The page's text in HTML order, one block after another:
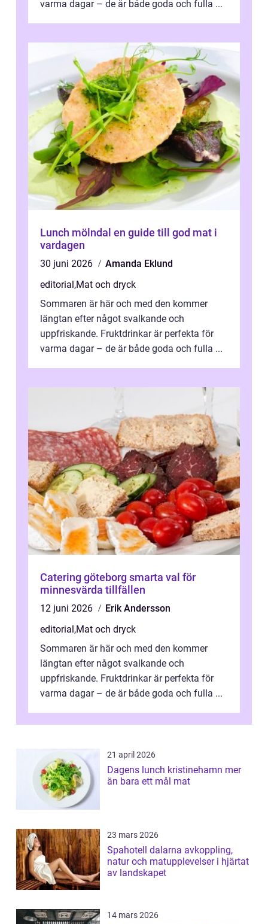
varma dagar – de är både goda och fulla ...
Lunch mölndal en guide till god mat i
vardagen
30 juni 2026
Amanda Eklund
editorial ,Mat och dryck
Sommaren är här och med den kommer
längtan efter något svalkande och
uppfriskande. Fruktdrinkar är perfekta för
varma dagar – de är både goda och fulla ...
Catering göteborg smarta val för
minnesvärda tillfällen
12 juni 2026
Erik Andersson
editorial ,Mat och dryck
Sommaren är här och med den kommer
längtan efter något svalkande och
uppfriskande. Fruktdrinkar är perfekta för
varma dagar – de är både goda och fulla ...
21 april 2026
Dagens lunch kristinehamn mer
än bara ett mål mat
23 mars 2026
Spahotell dalarna avkoppling,
natur och matupplevelser i hjärtat
av landskapet
14 mars 2026